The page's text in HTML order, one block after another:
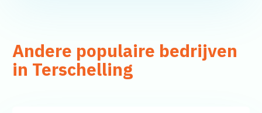
Andere populaire bedrijven
in Terschelling